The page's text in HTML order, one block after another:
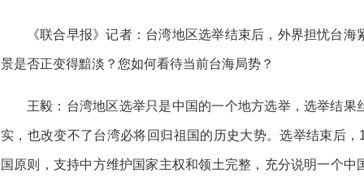
《联合早报》记者：台湾地区选举结束后，外界担忧台
景是否正变得黯淡？您如何看待当前台海局势？
王毅：台湾地区选举只是中国的一个地方选举，选举结
实，也改变不了台湾必将回归祖国的历史大势。选举结束后
国原则，支持中方维护国家主权和领土完整，充分说明一个